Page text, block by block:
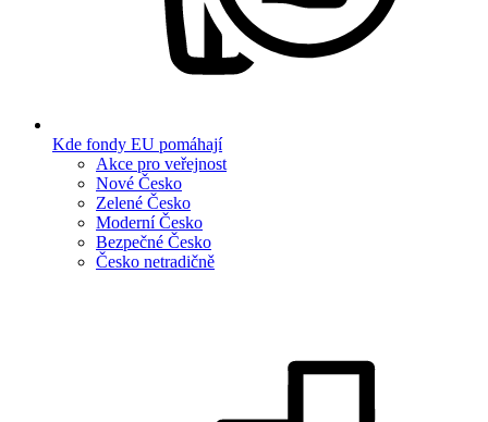
Kde fondy EU pomáhají
Akce pro veřejnost
Nové Česko
Zelené Česko
Moderní Česko
Bezpečné Česko
Česko netradičně